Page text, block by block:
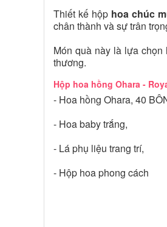
Thiết kế hộp hoa chúc
chân thành và sự trân
Món quà này là lựa
thương.
Hộp hoa hồng Ohara -
- Hoa hồng Ohara, 40
- Hoa baby trắng,
- Lá phụ liệu trang trí,
- Hộp hoa phong cách